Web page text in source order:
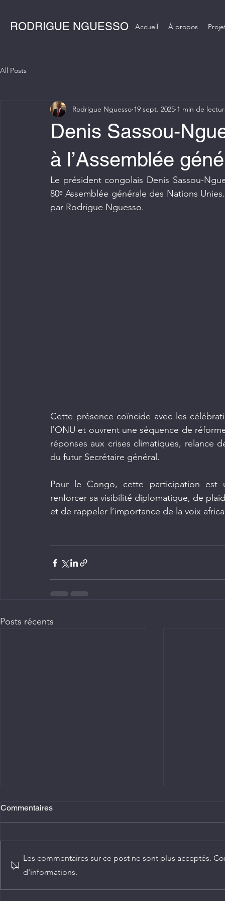
RODRIGUE NGUESSO Accueil À propos
All Posts
Denis Sassou-
à l’Assemblée
Rodrigue Nguesso 19 sept. 2025 1 min de
Le président congolais Denis Sassou-
80ᵉ Assemblée générale des Nations
par Rodrigue Nguesso.
Cette présence coïncide avec les
l’ONU et ouvrent une séquence de
réponses aux crises climatiques, relance
du futur Secrétaire général.
Pour le Congo, cette participation
renforcer sa visibilité diplomatique, de
et de rappeler l’importance de la voix
Posts récents
Commentaires
Les commentaires sur ce post ne sont plus acceptés.
d'informations.